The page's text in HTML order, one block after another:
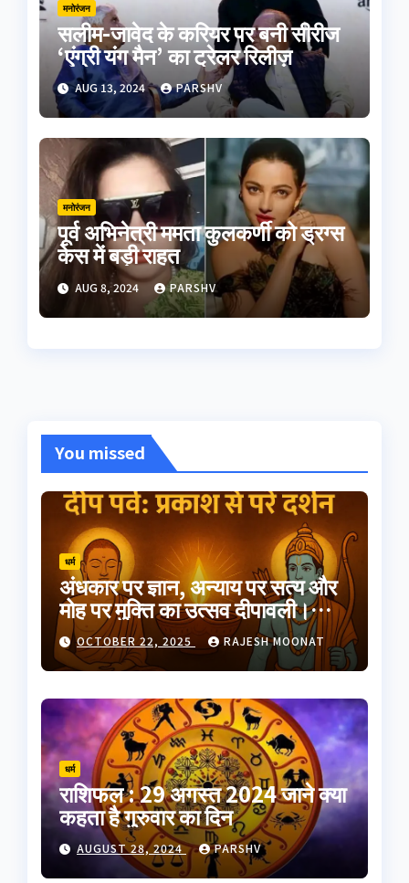
मनोरंजन
सलीम-जावेद के करियर पर बनी सीरीज
‘एंग्री यंग मैन’ का ट्रेलर रिलीज़
AUG 13, 2024 PARSHV
मनोरंजन
पूर्व अभिनेत्री ममता कुलकर्णी को ड्रग्स
केस में बड़ी राहत
AUG 8, 2024 PARSHV
You missed
धर्म
अंधकार पर ज्ञान, अन्याय पर सत्य और
मोह पर मुक्ति का उत्सव दीपावली।
भारतीय परंपरा का यह त्योहार
आत्मप्रकाश का प्रतीक है
OCTOBER 22, 2025 RAJESH MOONAT
धर्म
राशिफल : 29 अगस्त 2024 जाने क्या
कहता है गुरुवार का दिन
AUGUST 28, 2024 PARSHV